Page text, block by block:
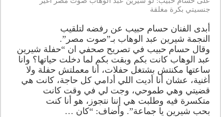
جنسيتي بكرة مغلقة
أبدى الفنان حسام حبيب عن رفضه لتلقيب
النجمة شيرين عبد الوهاب بـ”صوت مصر”.
وقال حسام حبيب في تصريح صحفي ان “حفلة شيرين
عبد الوهاب كانت بكم وبقت بكم لما دخلت حياتها؟ وانا
ساعتها مكنتش بشتغل حفلات، أنا معملتش حفلة ولا
أغنية، عشان أنا أديت اللي أدامي كل حاجة، كانت هي
قضيتي وهي طموحي، وجت لي في وقت كانت
متكسرة فيه وطلبت هي إننا نتجوز، هو أنا كنت
بحب شيرين يا جماعة”. وأضاف: “كان …